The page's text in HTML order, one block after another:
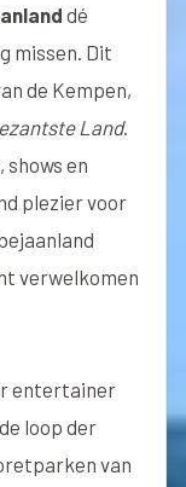
dé
missen. Dit
de Kempen,
Land.
en
plezier voor
verwelkomen
entertainer
loop der
van